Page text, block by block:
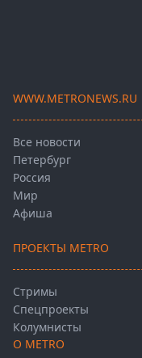
WWW.METRONEWS.RU
Все новости
Петербург
Россия
Мир
Афиша
ПРОЕКТЫ METRO
Стримы
Спецпроекты
Колумнисты
О METRO